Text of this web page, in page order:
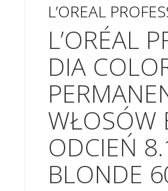
L’OREAL
L’ORÉAL
DIA
WŁOSÓW
ODCIEŃ
BLONDE